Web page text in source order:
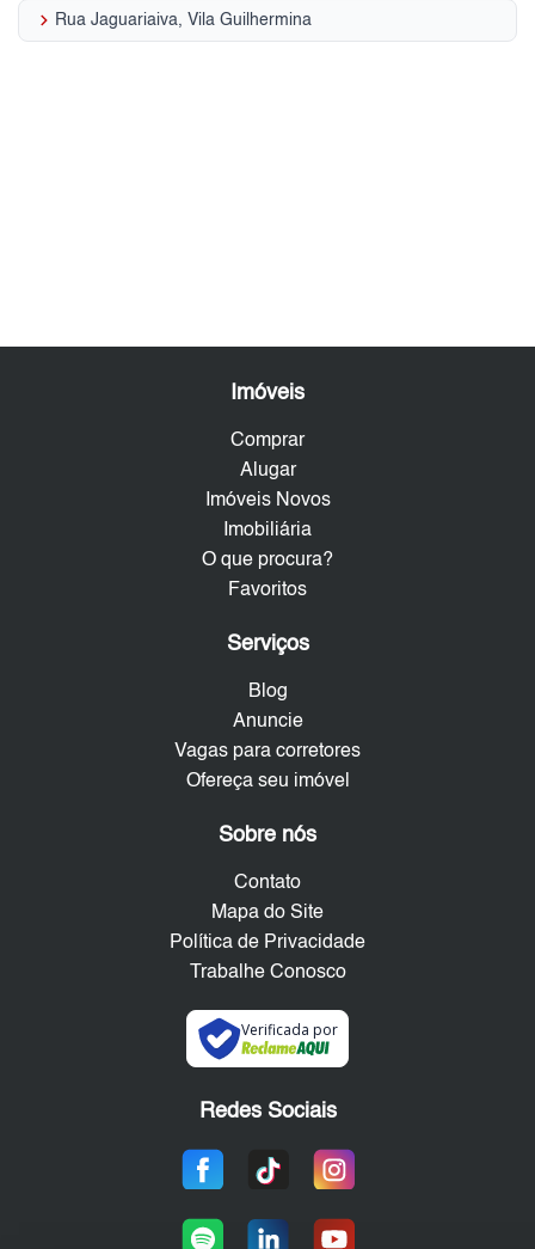
keyboard_arrow_right Rua Jaguariaiva, Vila Guilhermina
Imóveis
Comprar
Alugar
Imóveis Novos
Imobiliária
O que procura?
Favoritos
Serviços
Blog
Anuncie
Vagas para corretores
Ofereça seu imóvel
Sobre nós
Contato
Mapa do Site
Política de Privacidade
Trabalhe Conosco
Verificada por
Redes Sociais